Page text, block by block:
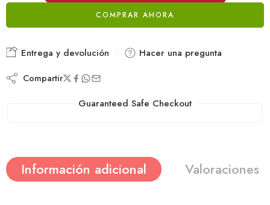
COMPRAR AHORA
Entrega y devolución Hacer una pregunta
Compartir
Guaranteed Safe Checkout
Información adicional Valoraciones